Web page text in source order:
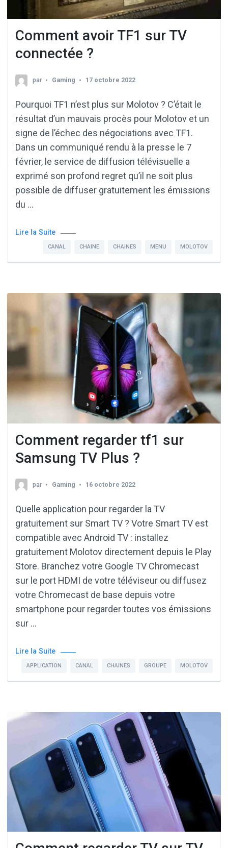
Comment avoir TF1 sur TV
connectée ?
par Gaming 17 octobre 2022
Pourquoi TF1 n’est plus sur Molotov ? C’était le
résultat d’un mauvais procès pour Molotov et un
signe de l’échec des négociations avec TF1.
Dans un communiqué rendu à la presse le 7
février, le service de diffusion télévisuelle a
exprimé son profond regret qu’il ne soit plus
possible de diffuser gratuitement les émissions
du …
Lire la Suite
CANAL CHAINE CHAINES MENU MOLOTOV
Comment regarder tf1 sur
Samsung TV Plus ?
par Gaming 16 octobre 2022
Quelle application pour regarder la TV
gratuitement sur Smart TV ? Votre Smart TV est
compatible avec Android TV : installez
gratuitement Molotov directement depuis le Play
Store. Branchez votre Google TV Chromecast
sur le port HDMI de votre téléviseur ou diffusez
votre Chromecast de base depuis votre
smartphone pour regarder toutes vos émissions
sur …
Lire la Suite
APPLICATION CANAL CHAINES GROUPE MOLOTOV